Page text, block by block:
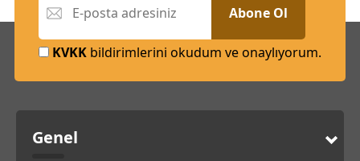
Abone Ol
KVKK bildirimlerini okudum ve onaylıyorum.
Genel